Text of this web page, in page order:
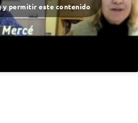
y permitir este contenido